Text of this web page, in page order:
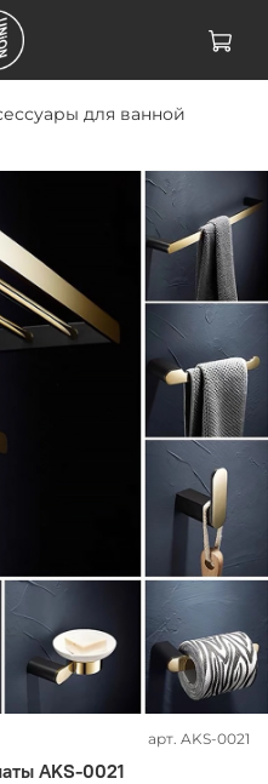
для ванной
арт. AKS-0021
AKS-0021